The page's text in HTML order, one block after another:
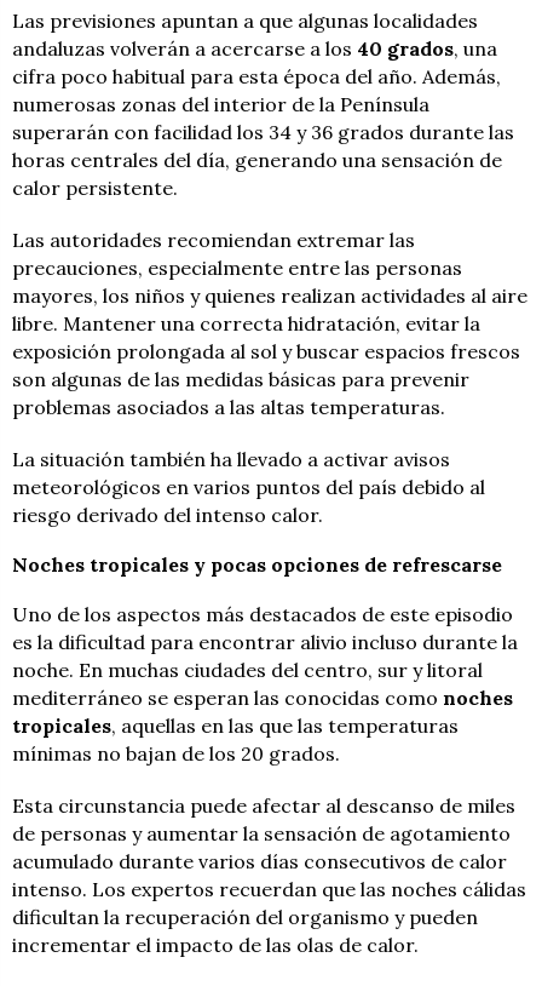
Las previsiones apuntan a que algunas localidades
andaluzas volverán a acercarse a los 40 grados, una
cifra poco habitual para esta época del año. Además,
numerosas zonas del interior de la Península
superarán con facilidad los 34 y 36 grados durante las
horas centrales del día, generando una sensación de
calor persistente.
Las autoridades recomiendan extremar las
precauciones, especialmente entre las personas
mayores, los niños y quienes realizan actividades al aire
libre. Mantener una correcta hidratación, evitar la
exposición prolongada al sol y buscar espacios frescos
son algunas de las medidas básicas para prevenir
problemas asociados a las altas temperaturas.
La situación también ha llevado a activar avisos
meteorológicos en varios puntos del país debido al
riesgo derivado del intenso calor.
Noches tropicales y pocas opciones de refrescarse
Uno de los aspectos más destacados de este episodio
es la dificultad para encontrar alivio incluso durante la
noche. En muchas ciudades del centro, sur y litoral
mediterráneo se esperan las conocidas como noches
tropicales, aquellas en las que las temperaturas
mínimas no bajan de los 20 grados.
Esta circunstancia puede afectar al descanso de miles
de personas y aumentar la sensación de agotamiento
acumulado durante varios días consecutivos de calor
intenso. Los expertos recuerdan que las noches cálidas
dificultan la recuperación del organismo y pueden
incrementar el impacto de las olas de calor.